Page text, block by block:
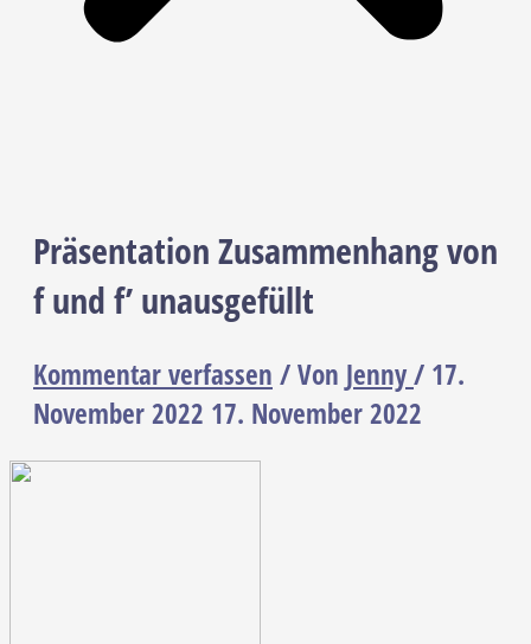
Präsentation Zusammenhang von
f und f’ unausgefüllt
Kommentar verfassen / Von Jenny/ 17.
November 2022 17. November 2022